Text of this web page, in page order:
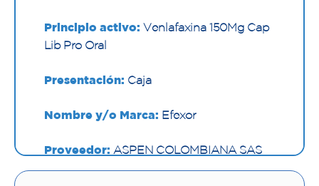
Principio activo: Venlafaxina 150Mg Cap
Lib Pro Oral
Presentación: Caja
Nombre y/o Marca: Efexor
Proveedor: ASPEN COLOMBIANA SAS